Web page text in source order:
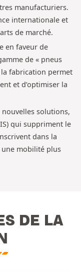
manufacturiers.
internationale et
de marché.
en faveur de
de « pneus
la fabrication permet
et d’optimiser la
solutions,
qui suppriment le
dans la
mobilité plus
DE LA